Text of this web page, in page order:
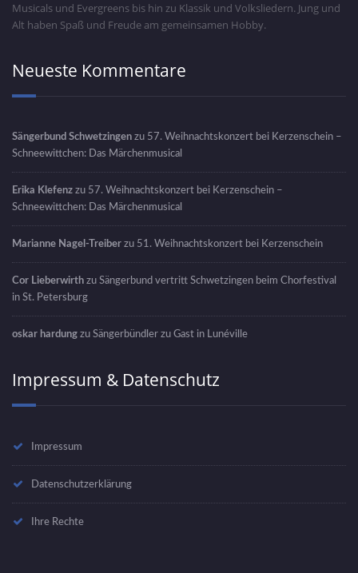
Musicals und Evergreens bis hin zu Klassik und Volksliedern. Jung und
Alt haben Spaß und Freude am gemeinsamen Hobby.
Neueste Kommentare
Sängerbund Schwetzingen zu 57. Weihnachtskonzert bei Kerzenschein –
Schneewittchen: Das Märchenmusical
Erika Klefenz zu 57. Weihnachtskonzert bei Kerzenschein –
Schneewittchen: Das Märchenmusical
Marianne Nagel-Treiber zu 51. Weihnachtskonzert bei Kerzenschein
Cor Lieberwirth zu Sängerbund vertritt Schwetzingen beim Chorfestival
in St. Petersburg
oskar hardung zu Sängerbündler zu Gast in Lunéville
Impressum & Datenschutz
Impressum
Datenschutzerklärung
Ihre Rechte